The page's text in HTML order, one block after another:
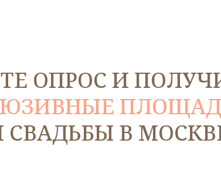
ОПРОС И
В